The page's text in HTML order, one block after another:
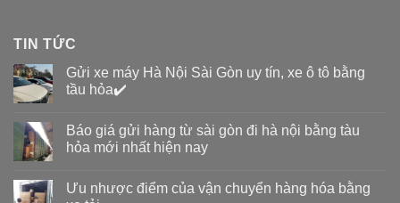
TIN TỨC
Gửi xe máy Hà Nội Sài Gòn uy tín, xe ô tô bằng
tầu hỏa✔️
Báo giá gửi hàng từ sài gòn đi hà nội bằng tàu
hỏa mới nhất hiện nay
Ưu nhược điểm của vận chuyển hàng hóa bằng